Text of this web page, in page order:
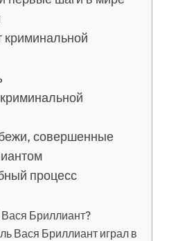
криминальной
совершенные
процесс
Вася Бриллиант?
Вася Бриллиант играл в